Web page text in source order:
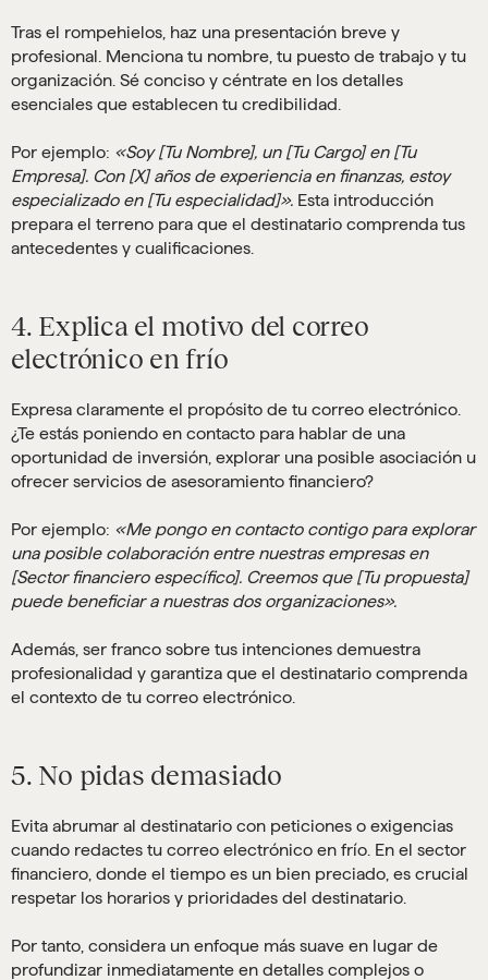
Tras el rompehielos, haz una presentación breve y
profesional. Menciona tu nombre, tu puesto de trabajo y tu
organización. Sé conciso y céntrate en los detalles
esenciales que establecen tu credibilidad.
Por ejemplo: «Soy [Tu Nombre], un [Tu Cargo] en [Tu
Empresa]. Con [X] años de experiencia en finanzas, estoy
especializado en [Tu especialidad]». Esta introducción
prepara el terreno para que el destinatario comprenda tus
antecedentes y cualificaciones.
4. Explica el motivo del correo
electrónico en frío
Expresa claramente el propósito de tu correo electrónico.
¿Te estás poniendo en contacto para hablar de una
oportunidad de inversión, explorar una posible asociación u
ofrecer servicios de asesoramiento financiero?
Por ejemplo: «Me pongo en contacto contigo para explorar
una posible colaboración entre nuestras empresas en
[Sector financiero específico]. Creemos que [Tu propuesta]
puede beneficiar a nuestras dos organizaciones».
Además, ser franco sobre tus intenciones demuestra
profesionalidad y garantiza que el destinatario comprenda
el contexto de tu correo electrónico.
5. No pidas demasiado
Evita abrumar al destinatario con peticiones o exigencias
cuando redactes tu correo electrónico en frío. En el sector
financiero, donde el tiempo es un bien preciado, es crucial
respetar los horarios y prioridades del destinatario.
Por tanto, considera un enfoque más suave en lugar de
profundizar inmediatamente en detalles complejos o